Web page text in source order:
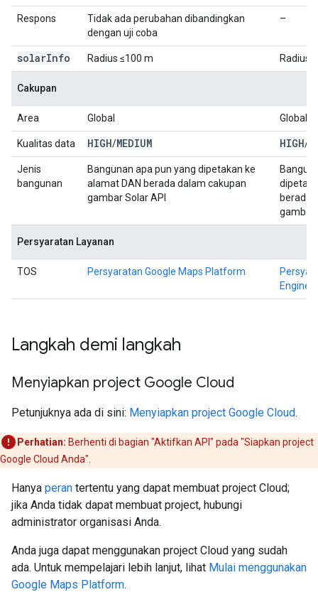
Respons
Tidak ada perubahan dibandingkan
dengan uji coba
–
solarInfo Radius ≤100 m Radius
Cakupan
Area Global Global
Kualitas data HIGH/MEDIUM HIGH/
Jenis
bangunan
Bangunan apa pun yang dipetakan ke
alamat DAN berada dalam cakupan
gambar Solar API
berada
gambar
Persyaratan Layanan
TOS Persyaratan Google Maps Platform
Engine
Langkah demi langkah
Menyiapkan project Google Cloud
Petunjuknya ada di sini: Menyiapkan project Google Cloud.
Perhatian: Berhenti di bagian "Aktifkan API" pada "Siapkan project
Google Cloud Anda".
Hanya peran tertentu yang dapat membuat project Cloud;
jika Anda tidak dapat membuat project, hubungi
administrator organisasi Anda.
Anda juga dapat menggunakan project Cloud yang sudah
ada. Untuk mempelajari lebih lanjut, lihat Mulai menggunakan
Google Maps Platform.